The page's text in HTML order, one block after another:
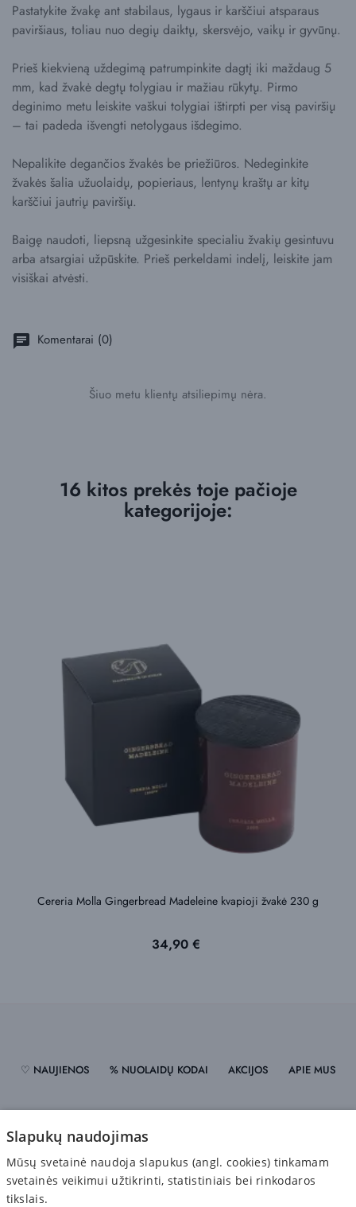
Pastatykite žvakę ant stabilaus, lygaus ir karščiui atsparaus
paviršiaus, toliau nuo degių daiktų, skersvėjo, vaikų ir gyvūnų.
Prieš kiekvieną uždegimą patrumpinkite dagtį iki maždaug 5
mm, kad žvakė degtų tolygiau ir mažiau rūkytų. Pirmo
deginimo metu leiskite vaškui tolygiai ištirpti per visą paviršių
– tai padeda išvengti netolygaus išdegimo.
Nepalikite degančios žvakės be priežiūros. Nedeginkite
žvakės šalia užuolaidų, popieriaus, lentynų kraštų ar kitų
karščiui jautrių paviršių.
Baigę naudoti, liepsną užgesinkite specialiu žvakių gesintuvu
arba atsargiai užpūskite. Prieš perkeldami indelį, leiskite jam
visiškai atvėsti.
chat Komentarai (0)
Šiuo metu klientų atsiliepimų nėra.
16 kitos prekės toje pačioje
kategorijoje:
Cereria Molla Gingerbread Madeleine kvapioji žvakė 230 g
Kaina
34,90 €
♡ NAUJIENOS % NUOLAIDŲ KODAI AKCIJOS APIE MUS
PRIVATUMO POLITIKA
Slapukų naudojimas
Mūsų svetainė naudoja slapukus (angl. cookies) tinkamam
svetainės veikimui užtikrinti, statistiniais bei rinkodaros
tikslais.